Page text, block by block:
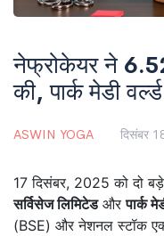
नेफ्रोकेयर ने
की, पार्क मेडी
ASWIN YOGA दिसंबर
17 दिसंबर, 2025 को दो
सर्विसेज लिमिटेडऔरपार्क
(BSE) और नेशनल स्टॉक